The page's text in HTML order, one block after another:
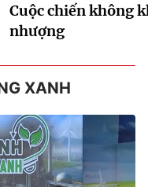
Cuộc chiến không
nhượng
XANH